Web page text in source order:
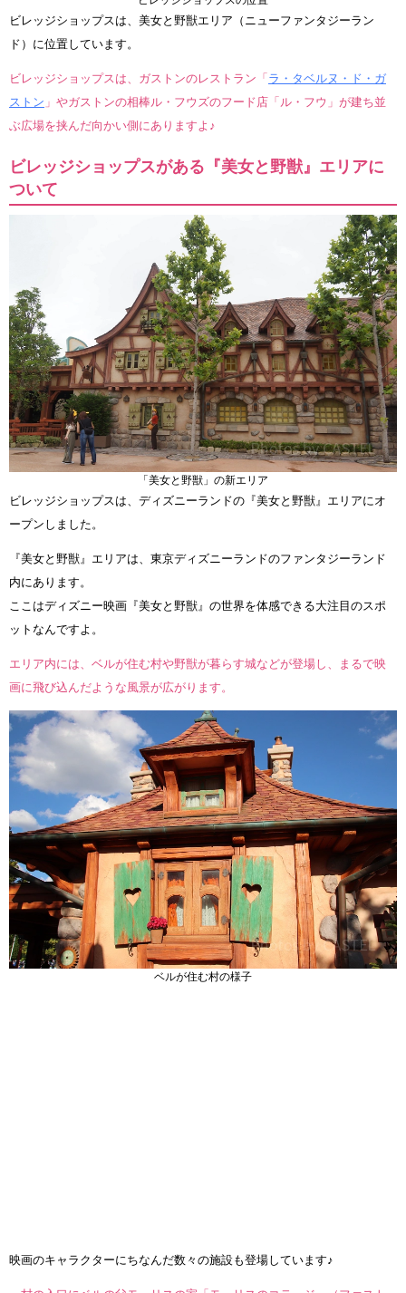
ビレッジショップスは、美女と野獣エリア（ニューファンタジーラン
ド）に位置しています。
ビレッジショップスは、ガストンのレストラン「 ラ・タベルヌ・ド・ガ
ストン 」やガストンの相棒ル・フウズのフード店「ル・フウ」が建ち並
ぶ広場を挟んだ向かい側にありますよ♪
ビレッジショップスがある『美女と野獣』エリアに
ついて
「美女と野獣」の新エリア
ビレッジショップスは、ディズニーランドの『美女と野獣』エリアにオ
ープンしました。
『美女と野獣』エリアは、東京ディズニーランドのファンタジーランド
内にあります。
ここはディズニー映画『美女と野獣』の世界を体感できる大注目のスポ
ットなんですよ。
エリア内には、ベルが住む村や野獣が暮らす城などが登場し、まるで映
画に飛び込んだような風景が広がります。
ベルが住む村の様子
映画のキャラクターにちなんだ数々の施設も登場しています♪